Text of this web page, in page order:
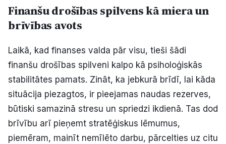
Finanšu drošības spilvens kā miera un
brīvības avots
Laikā, kad finanses valda pār visu, tieši šādi
finanšu drošības spilveni kalpo kā psiholoģiskās
stabilitātes pamats. Zināt, ka jebkurā brīdī, lai kāda
situācija piezagtos, ir pieejamas naudas rezerves,
būtiski samazinā stresu un spriedzi ikdienā. Tas dod
brīvību arī pieņemt stratēģiskus lēmumus,
piemēram, mainīt nemīlēto darbu, pārcelties uz citu